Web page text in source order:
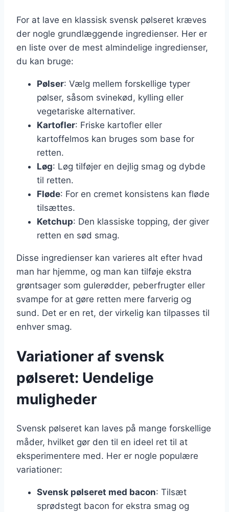
For at lave en klassisk svensk pølseret kræves
der nogle grundlæggende ingredienser. Her er
en liste over de mest almindelige ingredienser,
du kan bruge:
Pølser: Vælg mellem forskellige typer
pølser, såsom svinekød, kylling eller
vegetariske alternativer.
Kartofler: Friske kartofler eller
kartoffelmos kan bruges som base for
retten.
Løg: Løg tilføjer en dejlig smag og dybde
til retten.
Fløde: For en cremet konsistens kan fløde
tilsættes.
Ketchup: Den klassiske topping, der giver
retten en sød smag.
Disse ingredienser kan varieres alt efter hvad
man har hjemme, og man kan tilføje ekstra
grøntsager som gulerødder, peberfrugter eller
svampe for at gøre retten mere farverig og
sund. Det er en ret, der virkelig kan tilpasses til
enhver smag.
Variationer af svensk
pølseret: Uendelige
muligheder
Svensk pølseret kan laves på mange forskellige
måder, hvilket gør den til en ideel ret til at
eksperimentere med. Her er nogle populære
variationer:
Svensk pølseret med bacon: Tilsæt
sprødstegt bacon for ekstra smag og